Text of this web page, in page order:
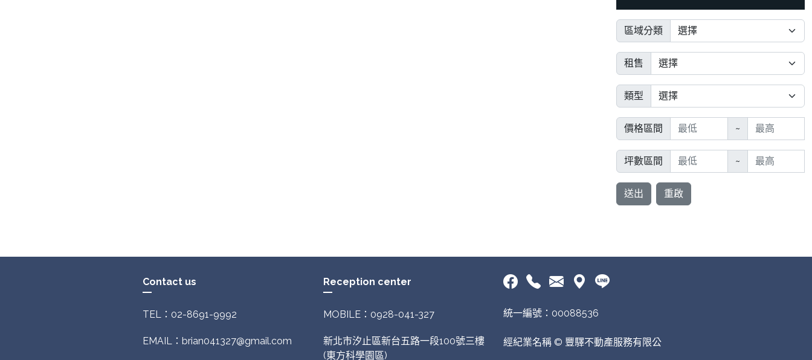
區域分類
租售
類型
價格區間 ~
坪數區間 ~
送出 重啟
Contact us
TEL：02-8691-9992
EMAIL：brian041327@gmail.com
Reception center
MOBILE：0928-041-327
新北市汐止區新台五路一段100號三樓
(東方科學園區)
統一編號：00088536
經紀業名稱 © 豐驛不動產服務有限公